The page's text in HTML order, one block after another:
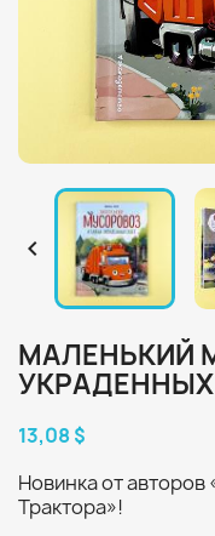

МАЛЕНЬКИЙ
УКРАДЕННЫХ
13,08 $
Новинка от
Трактора»!